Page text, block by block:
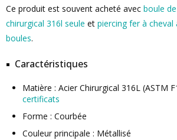
Ce produit est souvent acheté avec boule
chirurgical 316l seule et piercing fer à cheval
boules.
Caractéristiques
Matière : Acier Chirurgical 316L (ASTM
certificats
Forme : Courbée
Couleur principale : Métallisé